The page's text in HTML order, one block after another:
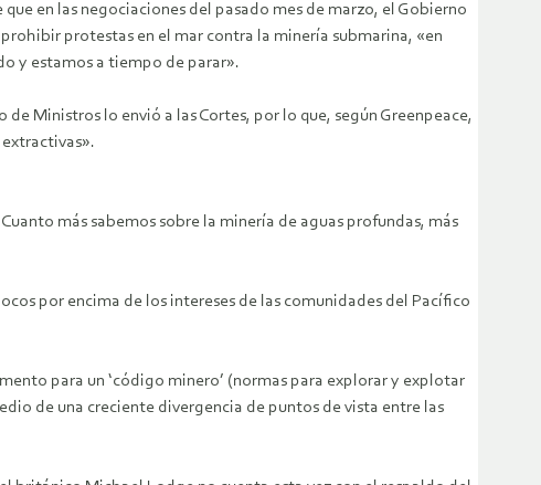
en las negociaciones del pasado mes de marzo, el Gobierno
protestas en el mar contra la minería submarina, «en
y estamos a tiempo de parar».
Ministros lo envió a las Cortes, por lo que, según Greenpeace,
más sabemos sobre la minería de aguas profundas, más
por encima de los intereses de las comunidades del Pacífico
para un ‘código minero’ (normas para explorar y explotar
de una creciente divergencia de puntos de vista entre las